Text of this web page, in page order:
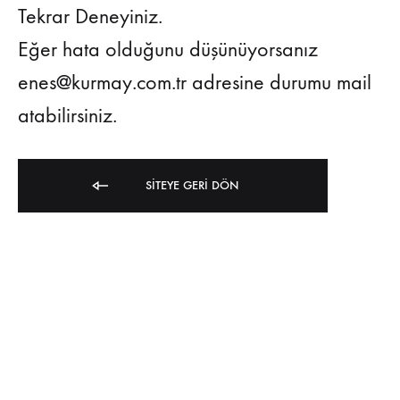
Tekrar Deneyiniz.
Eğer hata olduğunu düşünüyorsanız
enes@kurmay.com.tr adresine durumu mail
atabilirsiniz.
SITEYE GERI DÖN